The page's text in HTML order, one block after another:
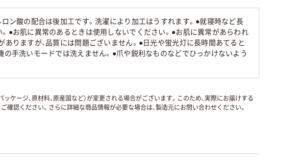
ン酸の配合は後加工です。洗濯により加工はうすれます。●就寝時など長
●お肌に異常のあるときは使用しないでください。●お肌に異常があらわれ
りますが、品質には問題ございません。●日光や蛍光灯に長時間あてると
手洗いモードでは洗えません。●爪や鋭利なものなどでひっかけないよう
ケージ、原材料、原産国など）が変更される場合がございます。このため、実際にお届けする
認ください。さらに詳細な商品情報が必要な場合は、製造元にお問い合わせください。